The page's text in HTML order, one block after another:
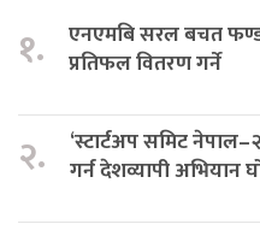
१.
एनएमबि सरल बचत
प्रतिफल वितरण गर्ने
२.
‘स्टार्टअप समिट
गर्न देशव्यापी अभियान